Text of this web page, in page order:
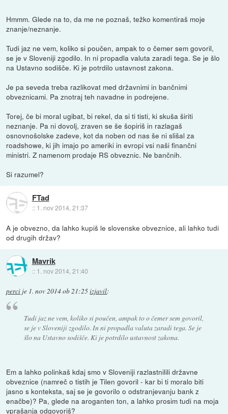
Hmmm. Glede na to, da me ne poznaš, težko komentiraš moje
znanje/neznanje.
Tudi jaz ne vem, koliko si poučen, ampak to o čemer sem govoril,
se je v Sloveniji zgodilo. In ni propadla valuta zaradi tega. Se je šlo
na Ustavno sodišče. Ki je potrdilo ustavnost zakona.
Je pa seveda treba razlikovat med državnimi in bančnimi
obveznicami. Pa znotraj teh navadne in podrejene.
Torej, če bi moral ugibat, bi rekel, da si ti tisti, ki skuša širiti
neznanje. Pa ni dovolj, zraven se še šopiriš in razlagaš
osnovnošolske zadeve, kot da noben od nas še ni slišal za
roadshowe, ki jih imajo po ameriki in evropi vsi naši finančni
ministri. Z namenom prodaje RS obveznic. Ne bančnih.
Si razumel?
FTad
:: 1. nov 2014, 21:37
A je obvezno, da lahko kupiš le slovenske obveznice, ali lahko tudi
od drugih držav?
Mavrik
:: 1. nov 2014, 21:40
perci je 1. nov 2014 ob 21:25izjavil:
Tudi jaz ne vem, koliko si poučen, ampak to o čemer sem govoril,
se je v Sloveniji zgodilo. In ni propadla valuta zaradi tega. Se je
šlo na Ustavno sodišče. Ki je potrdilo ustavnost zakona.
Em a lahko polinkaš kdaj smo v Sloveniji razlastnilili državne
obveznice (namreč o tistih je Tilen govoril - kar bi ti moralo biti
jasno s konteksta, saj se je govorilo o odstranjevanju bank z
enačbe)? Pa, glede na aroganten ton, a lahko prosim tudi na moja
vprašanja odgovoriš?